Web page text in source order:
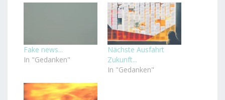
Fake news...
In "Gedanken"
Nächste Ausfahrt
Zukunft...
In "Gedanken"